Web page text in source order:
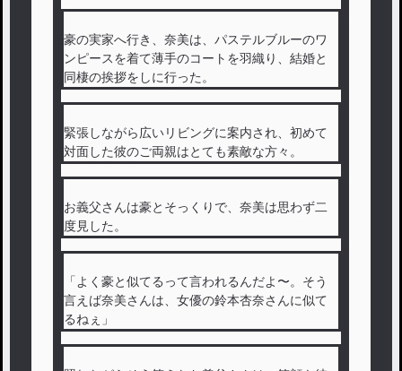
豪の実家へ行き、奈美は、パステルブルーのワ
ンピースを着て薄手のコートを羽織り、結婚と
同棲の挨拶をしに行った。
緊張しながら広いリビングに案内され、初めて
対面した彼のご両親はとても素敵な方々。
お義父さんは豪とそっくりで、奈美は思わず二
度見した。
「よく豪と似てるって言われるんだよ〜。そう
言えば奈美さんは、女優の鈴本杏奈さんに似て
るねぇ」